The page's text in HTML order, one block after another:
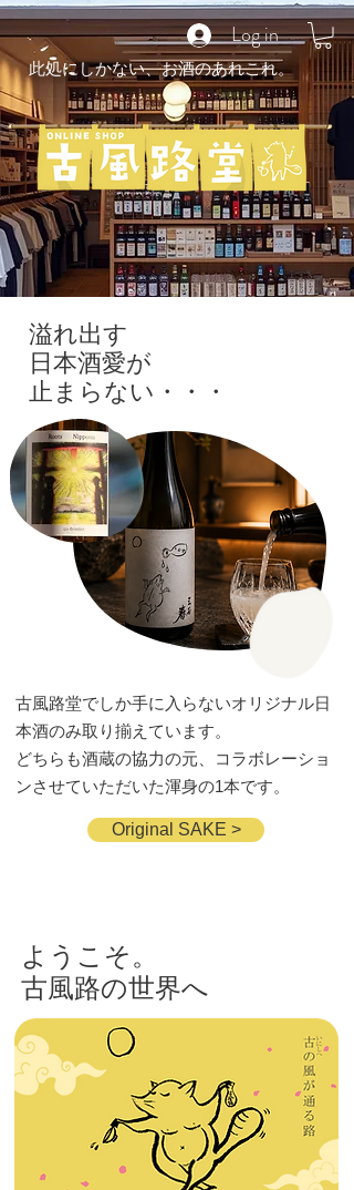
Log in
此処にしかない、お酒のあれこれ。
溢れ出す
​日本酒愛が
止まらない・・・
古風路堂でしか手に入らないオリジナル日
本酒のみ取り揃えています。
どちらも酒蔵の協力の元、コラボレーショ
ンさせていただいた渾身の1本です。
Original SAKE >
ようこそ。
古風路の世界へ